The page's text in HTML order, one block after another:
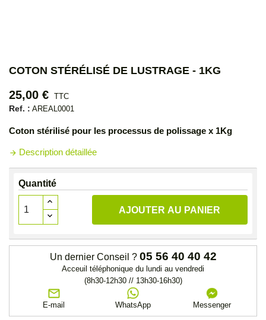
COTON STÉRÉLISÉ DE LUSTRAGE - 1KG
25,00 € TTC
Ref. : AREAL0001
Coton stérilisé pour les processus de polissage x 1Kg
arrow_forward Description détaillée
Quantité
AJOUTER AU PANIER
Un dernier Conseil ? 05 56 40 40 42
Acceuil téléphonique du lundi au vendredi
(8h30-12h30 // 13h30-16h30)
E-mail WhatsApp Messenger